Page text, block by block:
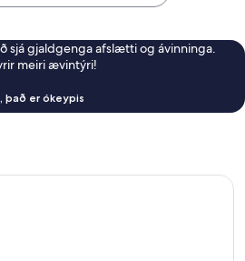
sjá gjaldgenga afslætti og ávinninga.
meiri ævintýri!
það er ókeypis